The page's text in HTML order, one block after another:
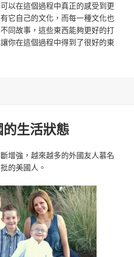
以在這個過程中真正的感受到更
它自己的文化，而每一種文化也
同故事，這些東西能夠更好的打
你在這個過程中得到了很好的東
生活狀態
增強，越來越多的外國友人慕名
的美國人。